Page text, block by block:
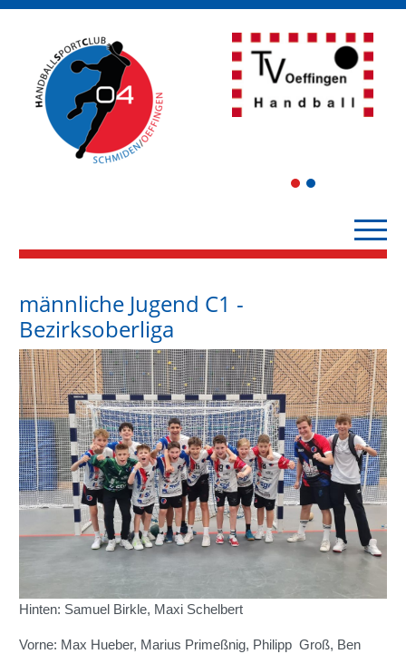
1 2
männliche Jugend C1 -
Bezirksoberliga
Hinten: Samuel Birkle, Maxi Schelbert
Vorne: Max Hueber, Marius Primeßnig, Philipp Groß, Ben